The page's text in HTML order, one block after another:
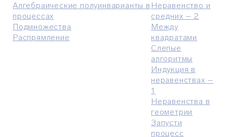
Алгебраические полуинварианты в
процессах
Подмножества
Распрямление
Неравенство и
средних – 2
Между
квадратами
Слепые
алгоритмы
Индукция в
неравенствах –
1
Неравенства в
геометрии
Запусти
процесс